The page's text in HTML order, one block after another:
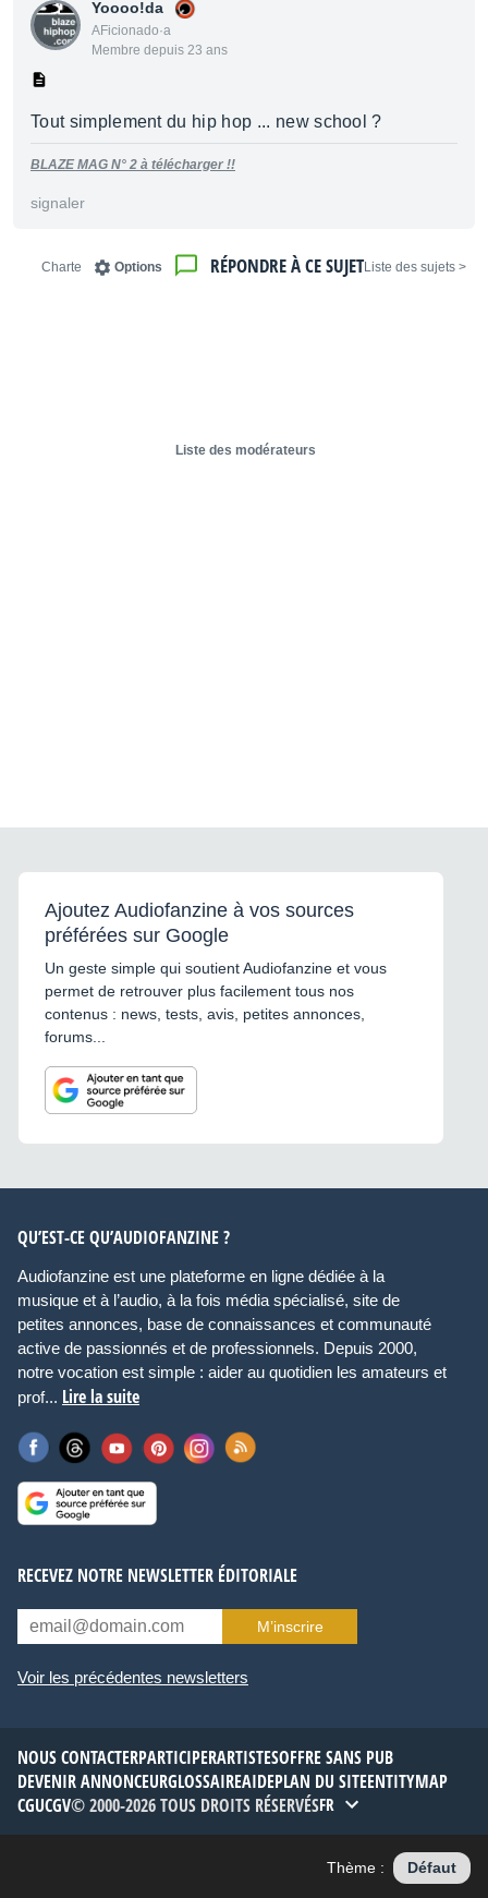
Yoooo!da
AFicionado·a
Membre depuis 23 ans
Tout simplement du hip hop ... new school ?
BLAZE MAG N° 2 à télécharger !!
signaler
< Liste des sujets
RÉPONDRE À CE SUJET
Options
Charte
Liste des modérateurs
Ajoutez Audiofanzine à vos sources
préférées sur Google
Un geste simple qui soutient Audiofanzine et vous
permet de retrouver plus facilement tous nos
contenus : news, tests, avis, petites annonces,
forums...
QU’EST-CE QU’AUDIOFANZINE ?
Audiofanzine est une plateforme en ligne dédiée à la
musique et à l’audio, à la fois média spécialisé, site de
petites annonces, base de connaissances et communauté
active de passionnés et de professionnels. Depuis 2000,
notre vocation est simple : aider au quotidien les amateurs et
prof... Lire la suite
RECEVEZ NOTRE NEWSLETTER ÉDITORIALE
M’inscrire
Voir les précédentes newsletters
NOUS CONTACTERPARTICIPERARTISTESOFFRE SANS PUB
DEVENIR ANNONCEURGLOSSAIREAIDEPLAN DU SITEENTITYMAP
CGUCGV© 2000-2026 TOUS DROITS RÉSERVÉSFR
Thème : Défaut